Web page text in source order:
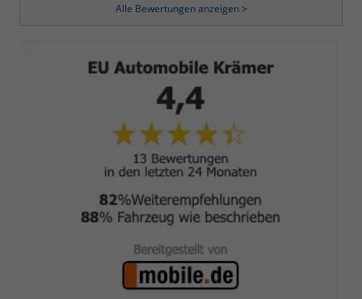
Alle Bewertungen anzeigen >